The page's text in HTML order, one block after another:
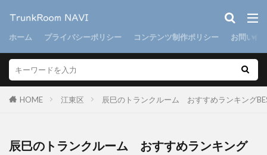
ホーム プライバシーポリシー コンテンツ制作ポリシー お問い合
HOME 江東区 辰巳のトランクルーム おすすめランキング
辰巳のトランクルーム おすすめランキング